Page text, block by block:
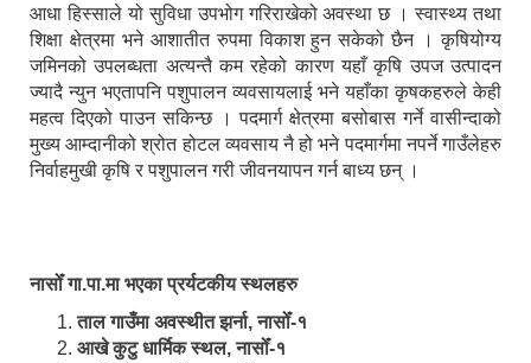
आधा हिस्साले यो सुविधा उपभोग गरिराखेको अवस्था छ । स्वास्थ्य तथा
शिक्षा क्षेत्रमा भने आशातीत रुपमा विकाश हुन सकेको छैन । कृषियोग्य
जमिनको उपलब्धता अत्यन्तै कम रहेको कारण यहाँ कृषि उपज उत्पादन
ज्यादै न्युन भएतापनि पशुपालन व्यवसायलाई भने यहाँका कृषकहरुले केही
महत्व दिएको पाउन सकिन्छ । पदमार्ग क्षेत्रमा बसोबास गर्ने वासीन्दाको
मुख्य आम्दानीको श्रोत होटल व्यवसाय नै हो भने पदमार्गमा नपर्ने गाउँलेहरु
निर्वाहमुखी कृषि र पशुपालन गरी जीवनयापन गर्न बाध्य छन् ।
नासोँ गा.पा.मा भएका प्रर्यटकीय स्थलहरु
ताल गाउँमा अवस्थीत झर्ना, नासोँ-१
आखे कुटु धार्मिक स्थल, नासोँ-१